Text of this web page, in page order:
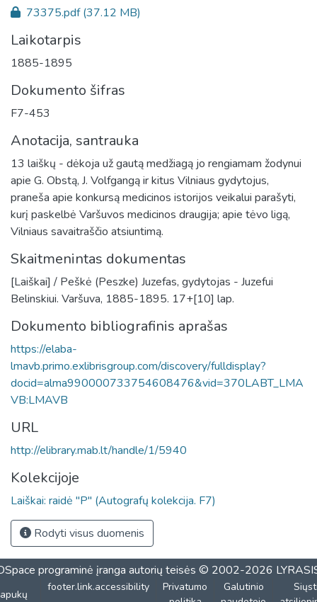
73375.pdf(37.12 MB)
Laikotarpis
1885-1895
Dokumento šifras
F7-453
Anotacija, santrauka
13 laiškų - dėkoja už gautą medžiagą jo rengiamam žodynui
apie G. Obstą, J. Volfgangą ir kitus Vilniaus gydytojus,
praneša apie konkursą medicinos istorijos veikalui parašyti,
kurį paskelbė Varšuvos medicinos draugija; apie tėvo ligą,
Vilniaus savaitraščio atsiuntimą.
Skaitmenintas dokumentas
[Laiškai] / Peškė (Peszke) Juzefas, gydytojas - Juzefui
Belinskiui. Varšuva, 1885-1895. 17+[10] lap.
Dokumento bibliografinis aprašas
https://elaba-
lmavb.primo.exlibrisgroup.com/discovery/fulldisplay?
docid=alma990000733754608476&vid=370LABT_LMA
VB:LMAVB
URL
http://elibrary.mab.lt/handle/1/5940
Kolekcijoje
Laiškai: raidė "P" (Autografų kolekcija. F7)
Rodyti visus duomenis
programinė įranga autorių teisės © 2002-2026
footer.link.accessibility
Privatumo
Galutinio